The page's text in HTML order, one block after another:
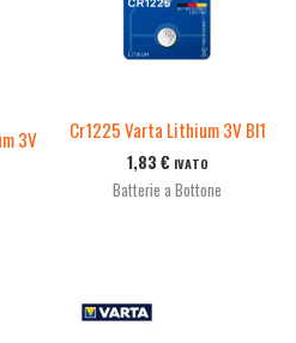
3V
Cr1225 Varta Lithium 3V Bl1
1,83 € IVATO
Batterie a Bottone